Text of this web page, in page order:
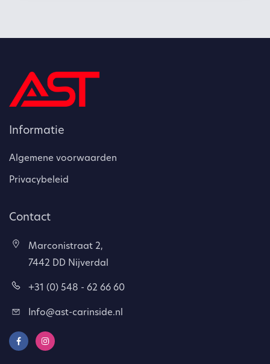
Informatie
Algemene voorwaarden
Privacybeleid
Contact
Marconistraat 2,
7442 DD Nijverdal
+31 (0) 548 - 62 66 60
Info@ast-carinside.nl